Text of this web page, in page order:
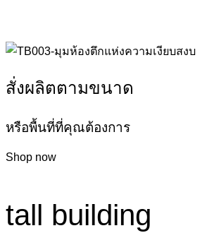
สั่งผลิตตามขนาด
หรือพื้นที่ที่คุณต้องการ
Shop now
tall building